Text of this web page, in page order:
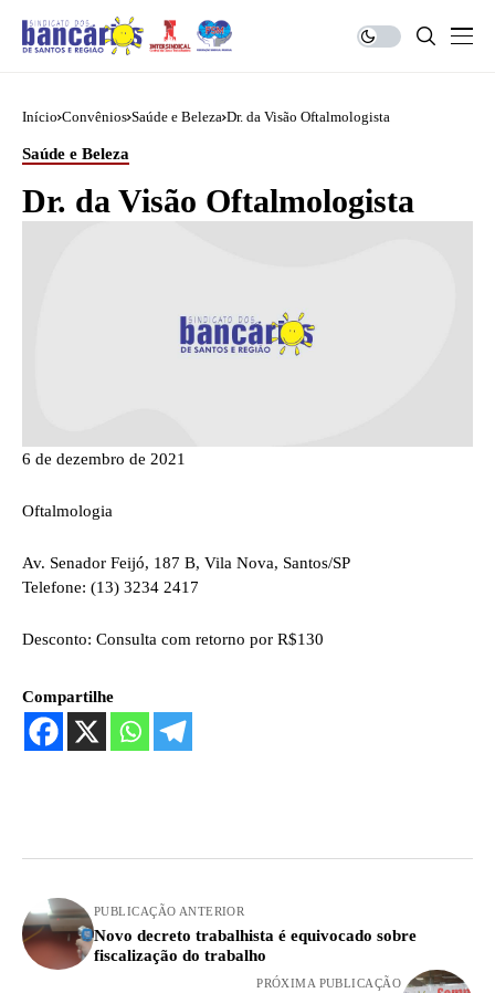
Início Convênios Saúde e Beleza Dr. da Visão Oftalmologista
Saúde e Beleza
Dr. da Visão Oftalmologista
6 de dezembro de 2021
Oftalmologia
Av. Senador Feijó, 187 B, Vila Nova, Santos/SP
Telefone: (13) 3234 2417
Desconto: Consulta com retorno por R$130
Compartilhe
PUBLICAÇÃO ANTERIOR
Novo decreto trabalhista é equivocado sobre
fiscalização do trabalho
PRÓXIMA PUBLICAÇÃO